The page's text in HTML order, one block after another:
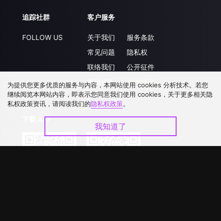
追踪社群
FOLLOW US
客户服务
关于我们
常见问题
联络我们
升级VIP
服务条款
隐私权
公开征件
合作洽談
下载 APP
为提供您更多优质的服务与内容，本网站使用 cookies 分析技术。若您
继续阅览本网站内容，即表示您同意我们使用 cookies，关于更多相关隐
私权政策资讯，请阅读我们的隐私权政策。
我知道了